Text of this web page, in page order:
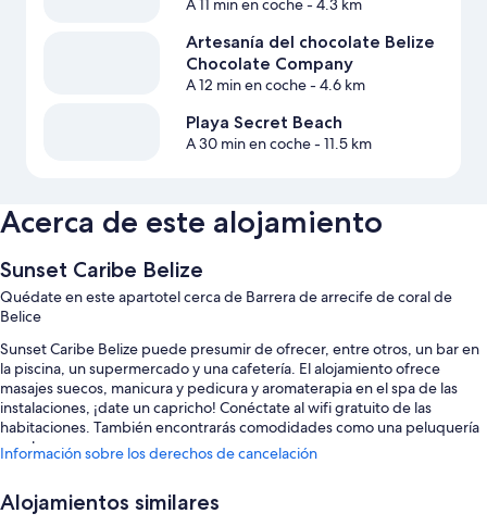
A 11 min en coche- 4.3 km
Artesanía del chocolate Belize
Chocolate Company
A 12 min en coche- 4.6 km
Playa Secret Beach
A 30 min en coche- 11.5 km
Acerca de este alojamiento
Sunset Caribe Belize
Quédate en este apartotel cerca de Barrera de arrecife de coral de
Belice
Sunset Caribe Belize puede presumir de ofrecer, entre otros, un bar en
la piscina, un supermercado y una cafetería. El alojamiento ofrece
masajes suecos, manicura y pedicura y aromaterapia en el spa de las
instalaciones, ¡date un capricho! Conéctate al wifi gratuito de las
habitaciones. También encontrarás comodidades como una peluquería
y un bar.
2 piscinas al aire libre con tumbonas, sombrillas y un bar
Información sobre los derechos de cancelación
Alojamientos similares